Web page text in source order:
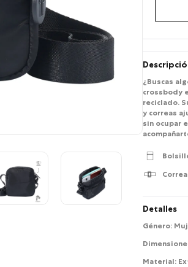
¿Buscas
crossbody
reciclado.
y correas
sin ocupar
Detalles
Género:
Material: